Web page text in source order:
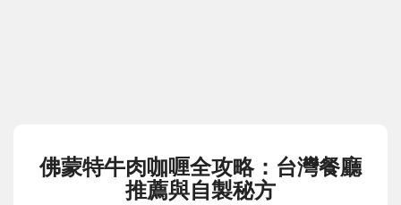
佛蒙特牛肉咖喱全攻略：台灣餐廳
推薦與自製秘方